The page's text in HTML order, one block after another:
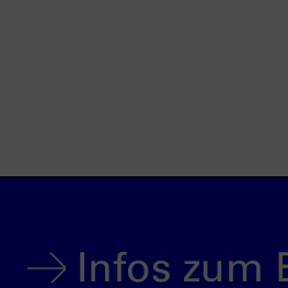
Infos zum